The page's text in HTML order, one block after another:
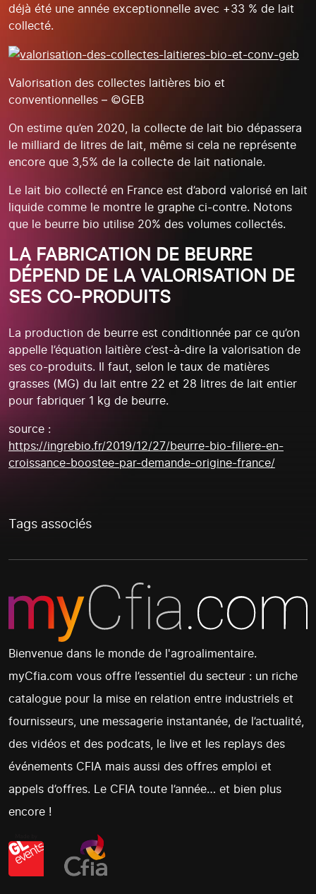
déjà été une année exceptionnelle avec +33 % de lait
collecté.
Valorisation des collectes laitières bio et
conventionnelles – ©GEB
On estime qu’en 2020, la collecte de lait bio dépassera
le milliard de litres de lait, même si cela ne représente
encore que 3,5% de la collecte de lait nationale.
Le lait bio collecté en France est d’abord valorisé en lait
liquide comme le montre le graphe ci-contre. Notons
que le beurre bio utilise 20% des volumes collectés.
LA FABRICATION DE BEURRE
DÉPEND DE LA VALORISATION DE
SES CO-PRODUITS
La production de beurre est conditionnée par ce qu’on
appelle l’équation laitière c’est-à-dire la valorisation de
ses co-produits. Il faut, selon le taux de matières
grasses (MG) du lait entre 22 et 28 litres de lait entier
pour fabriquer 1 kg de beurre.
source :
https://ingrebio.fr/2019/12/27/beurre-bio-filiere-en-
croissance-boostee-par-demande-origine-france/
Tags associés
Bienvenue dans le monde de l'agroalimentaire.
myCfia.com vous offre l’essentiel du secteur : un riche
catalogue pour la mise en relation entre industriels et
fournisseurs, une messagerie instantanée, de l’actualité,
des vidéos et des podcats, le live et les replays des
événements CFIA mais aussi des offres emploi et
appels d’offres. Le CFIA toute l’année… et bien plus
encore !